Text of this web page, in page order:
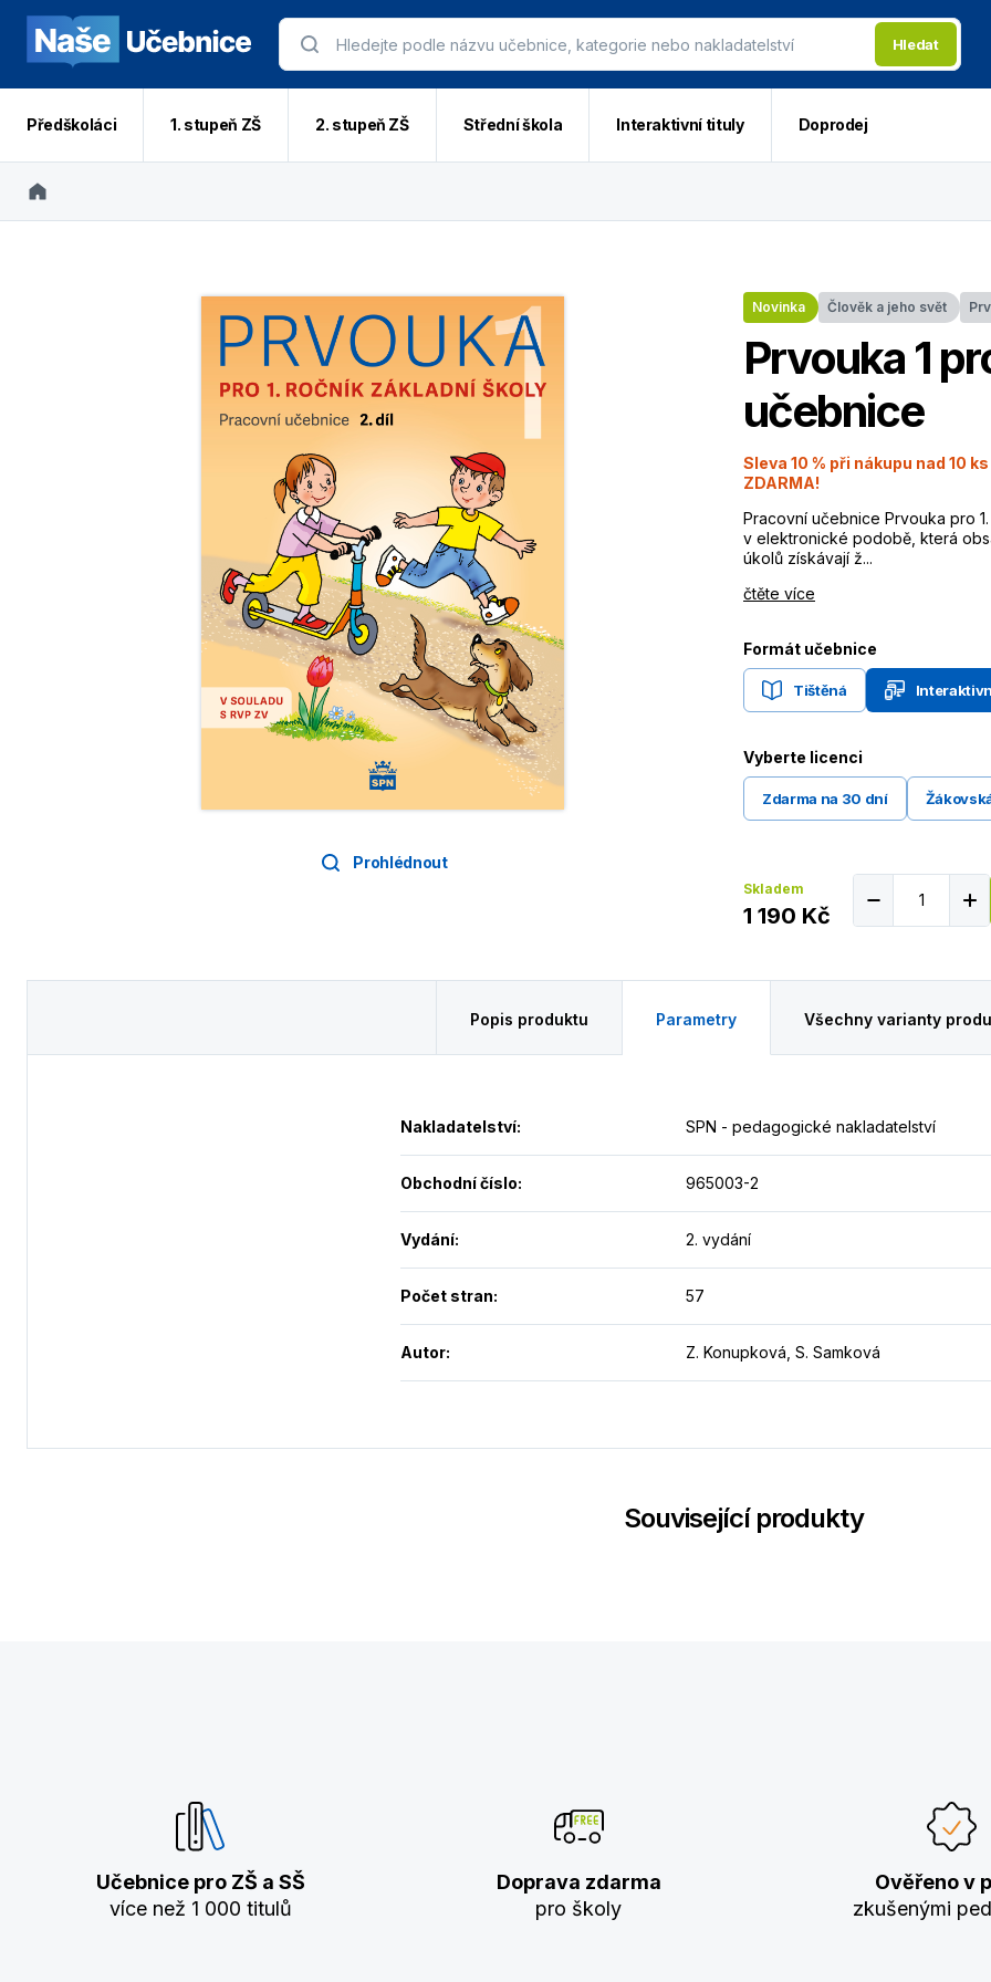
Hledat
Předškoláci 1. stupeň ZŠ 2. stupeň ZŠ Střední škola Interaktivní tituly Doprodej
Prohlédnout
Novinka Člověk a jeho svět
Prvouka 1
učebnice
Sleva 10 % při nákupu nad 10
ZDARMA!
Pracovní učebnice Prvouka pro
v elektronické podobě, která
úkolů získávají ž...
čtěte více
Formát učebnice
Tištěná
Vyberte licenci
Zdarma na 30 dní
Skladem
1 190 Kč
Popis produktu Parametry Všechny varianty
Nakladatelství: SPN - pedagogické nakladatelství
Obchodní číslo: 965003-2
Vydání: 2. vydání
Počet stran: 57
Autor: Z. Konupková, S. Samková
Související produkty
Učebnice pro ZŠ a SŠ
více než 1 000 titulů
Doprava zdarma
pro školy
Ověřeno v
zkušenými